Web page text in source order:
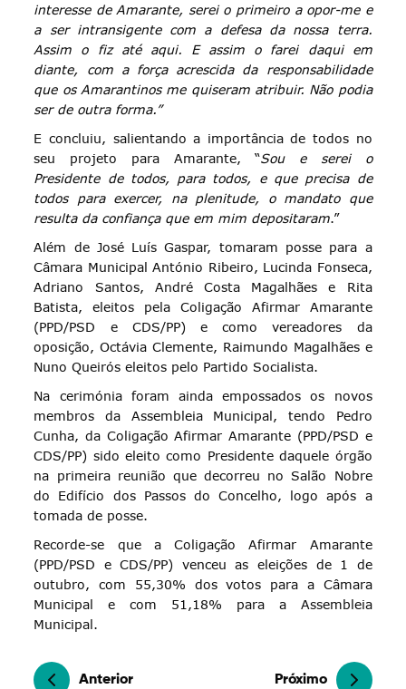
interesse de Amarante, serei o primeiro a opor-me e
a ser intransigente com a defesa da nossa terra.
Assim o fiz até aqui. E assim o farei daqui em
diante, com a força acrescida da responsabilidade
que os Amarantinos me quiseram atribuir. Não podia
ser de outra forma.”
E concluiu, salientando a importância de todos no
seu projeto para Amarante, “Sou e serei o
Presidente de todos, para todos, e que precisa de
todos para exercer, na plenitude, o mandato que
resulta da confiança que em mim depositaram.”
Além de José Luís Gaspar, tomaram posse para a
Câmara Municipal António Ribeiro, Lucinda Fonseca,
Adriano Santos, André Costa Magalhães e Rita
Batista, eleitos pela Coligação Afirmar Amarante
(PPD/PSD e CDS/PP) e como vereadores da
oposição, Octávia Clemente, Raimundo Magalhães e
Nuno Queirós eleitos pelo Partido Socialista.
Na cerimónia foram ainda empossados os novos
membros da Assembleia Municipal, tendo Pedro
Cunha, da Coligação Afirmar Amarante (PPD/PSD e
CDS/PP) sido eleito como Presidente daquele órgão
na primeira reunião que decorreu no Salão Nobre
do Edifício dos Passos do Concelho, logo após a
tomada de posse.
Recorde-se que a Coligação Afirmar Amarante
(PPD/PSD e CDS/PP) venceu as eleições de 1 de
outubro, com 55,30% dos votos para a Câmara
Municipal e com 51,18% para a Assembleia
Municipal.
Anterior Próximo